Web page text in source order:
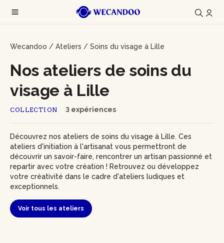
Wecandoo / Ateliers / Soins du visage à Lille
COLLECTION 3 expériences
Nos ateliers de soins du
visage à Lille
Découvrez nos ateliers de soins du visage à Lille. Ces
ateliers d'initiation à l'artisanat vous permettront de
découvrir un savoir-faire, rencontrer un artisan passionné et
repartir avec votre création ! Retrouvez ou développez
votre créativité dans le cadre d'ateliers ludiques et
exceptionnels.
Voir tous les ateliers